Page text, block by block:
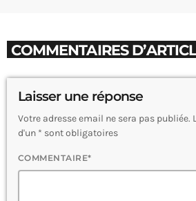
COMMENTAIRES
Laisser une réponse
Votre adresse email ne sera pas publiée.
d'un * sont obligatoires
COMMENTAIRE*